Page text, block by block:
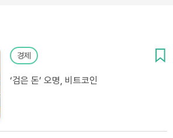
경제
‘검은 돈’ 오명, 비트코인